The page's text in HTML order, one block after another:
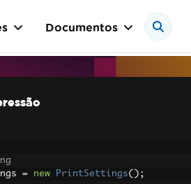
Documentos
= new PrintSettings();